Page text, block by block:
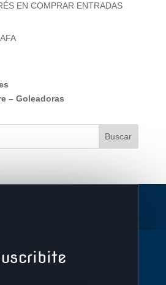
EN COMPRAR ENTRADAS
– Goleadoras